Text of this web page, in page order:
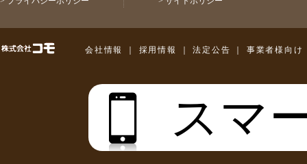
株式会社コモ
会社情報 採用情報 ｜法定公告 事業者様向け
スマ